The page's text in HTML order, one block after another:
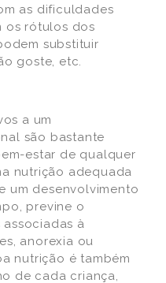
as dificuldades
os rótulos dos
substituir
goste, etc.
a um
são bastante
estar de qualquer
nutrição adequada
um desenvolvimento
previne o
à
anorexia ou
nutrição é também
de cada criança,